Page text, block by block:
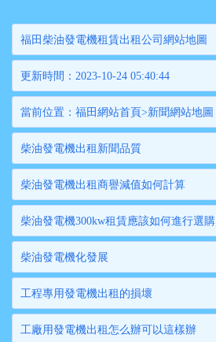
福田柴油發電機租賃出租公司網站地圖
更新時間：2023-10-24 05:40:44
當前位置： 福田網站首頁>新聞網站地圖
柴油發電機出租新聞品質
柴油發電機出租商譽減值如何計算
柴油發電機300kw租賃應該如何進行選購
柴油發電機化發展
工程專用發電機出租的損壞
工廠用發電機出租怎么辦可以這樣辦